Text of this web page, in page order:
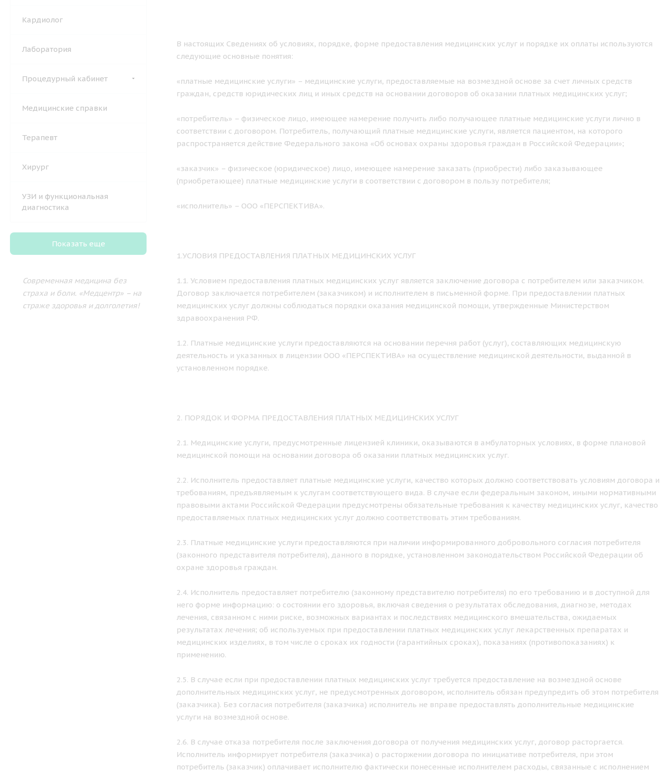
Кардиолог
Лаборатория
Процедурный кабинет
Медицинские справки
Терапевт
Хирург
УЗИ и функциональная
диагностика
Показать еще
Современная медицина без
страха и боли. «Медцентр» – на
страже здоровья и долголетия!
В настоящих Сведениях об условиях, порядке, форме предоставления медицинских услуг и порядке их оплаты используются
следующие основные понятия:
«платные медицинские услуги» – медицинские услуги, предоставляемые на возмездной основе за счет личных средств
граждан, средств юридических лиц и иных средств на основании договоров об оказании платных медицинских услуг;
«потребитель» – физическое лицо, имеющее намерение получить либо получающее платные медицинские услуги лично в
соответствии с договором. Потребитель, получающий платные медицинские услуги, является пациентом, на которого
распространяется действие Федерального закона «Об основах охраны здоровья граждан в Российской Федерации»;
«заказчик» – физическое (юридическое) лицо, имеющее намерение заказать (приобрести) либо заказывающее
(приобретающее) платные медицинские услуги в соответствии с договором в пользу потребителя;
«исполнитель» – ООО «ПЕРСПЕКТИВА».
1.УСЛОВИЯ ПРЕДОСТАВЛЕНИЯ ПЛАТНЫХ МЕДИЦИНСКИХ УСЛУГ
1.1. Условием предоставления платных медицинских услуг является заключение договора с потребителем или заказчиком.
Договор заключается потребителем (заказчиком) и исполнителем в письменной форме. При предоставлении платных
медицинских услуг должны соблюдаться порядки оказания медицинской помощи, утвержденные Министерством
здравоохранения РФ.
1.2. Платные медицинские услуги предоставляются на основании перечня работ (услуг), составляющих медицинскую
деятельность и указанных в лицензии ООО «ПЕРСПЕКТИВА» на осуществление медицинской деятельности, выданной в
установленном порядке.
2. ПОРЯДОК И ФОРМА ПРЕДОСТАВЛЕНИЯ ПЛАТНЫХ МЕДИЦИНСКИХ УСЛУГ
2.1. Медицинские услуги, предусмотренные лицензией клиники, оказываются в амбулаторных условиях, в форме плановой
медицинской помощи на основании договора об оказании платных медицинских услуг.
2.2. Исполнитель предоставляет платные медицинские услуги, качество которых должно соответствовать условиям договора и
требованиям, предъявляемым к услугам соответствующего вида. В случае если федеральным законом, иными нормативными
правовыми актами Российской Федерации предусмотрены обязательные требования к качеству медицинских услуг, качество
предоставляемых платных медицинских услуг должно соответствовать этим требованиям.
2.3. Платные медицинские услуги предоставляются при наличии информированного добровольного согласия потребителя
(законного представителя потребителя), данного в порядке, установленном законодательством Российской Федерации об
охране здоровья граждан.
2.4. Исполнитель предоставляет потребителю (законному представителю потребителя) по его требованию и в доступной для
него форме информацию: о состоянии его здоровья, включая сведения о результатах обследования, диагнозе, методах
лечения, связанном с ними риске, возможных вариантах и последствиях медицинского вмешательства, ожидаемых
результатах лечения; об используемых при предоставлении платных медицинских услуг лекарственных препаратах и
медицинских изделиях, в том числе о сроках их годности (гарантийных сроках), показаниях (противопоказаниях) к
применению.
2.5. В случае если при предоставлении платных медицинских услуг требуется предоставление на возмездной основе
дополнительных медицинских услуг, не предусмотренных договором, исполнитель обязан предупредить об этом потребителя
(заказчика). Без согласия потребителя (заказчика) исполнитель не вправе предоставлять дополнительные медицинские
услуги на возмездной основе.
2.6. В случае отказа потребителя после заключения договора от получения медицинских услуг, договор расторгается.
Исполнитель информирует потребителя (заказчика) о расторжении договора по инициативе потребителя, при этом
потребитель (заказчик) оплачивает исполнителю фактически понесенные исполнителем расходы, связанные с исполнением